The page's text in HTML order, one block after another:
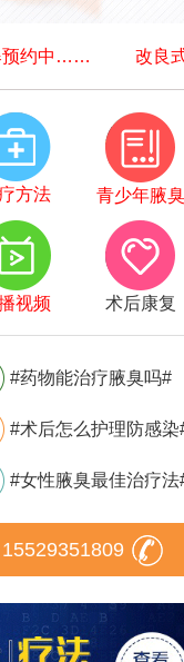
约中…… 改良式
方法 青少年腋臭
视频 术后康复
#药物能治疗腋臭吗#
#术后怎么护理防感染
#女性腋臭最佳治疗法
15529351809